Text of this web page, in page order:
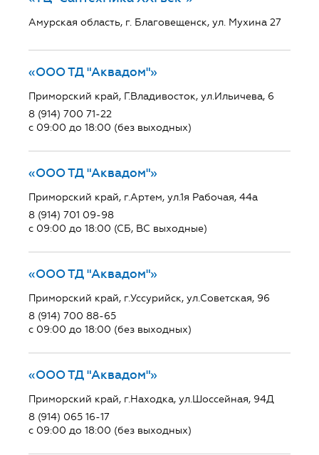
Амурская область, г. Благовещенск, ул. Мухина 27
«ООО ТД "Аквадом"»
Приморский край, Г.Владивосток, ул.Ильичева, 6
8 (914) 700 71-22
с 09:00 до 18:00 (без выходных)
«ООО ТД "Аквадом"»
Приморский край, г.Артем, ул.1я Рабочая, 44а
8 (914) 701 09-98
с 09:00 до 18:00 (СБ, ВС выходные)
«ООО ТД "Аквадом"»
Приморский край, г.Уссурийск, ул.Советская, 96
8 (914) 700 88-65
с 09:00 до 18:00 (без выходных)
«ООО ТД "Аквадом"»
Приморский край, г.Находка, ул.Шоссейная, 94Д
8 (914) 065 16-17
с 09:00 до 18:00 (без выходных)